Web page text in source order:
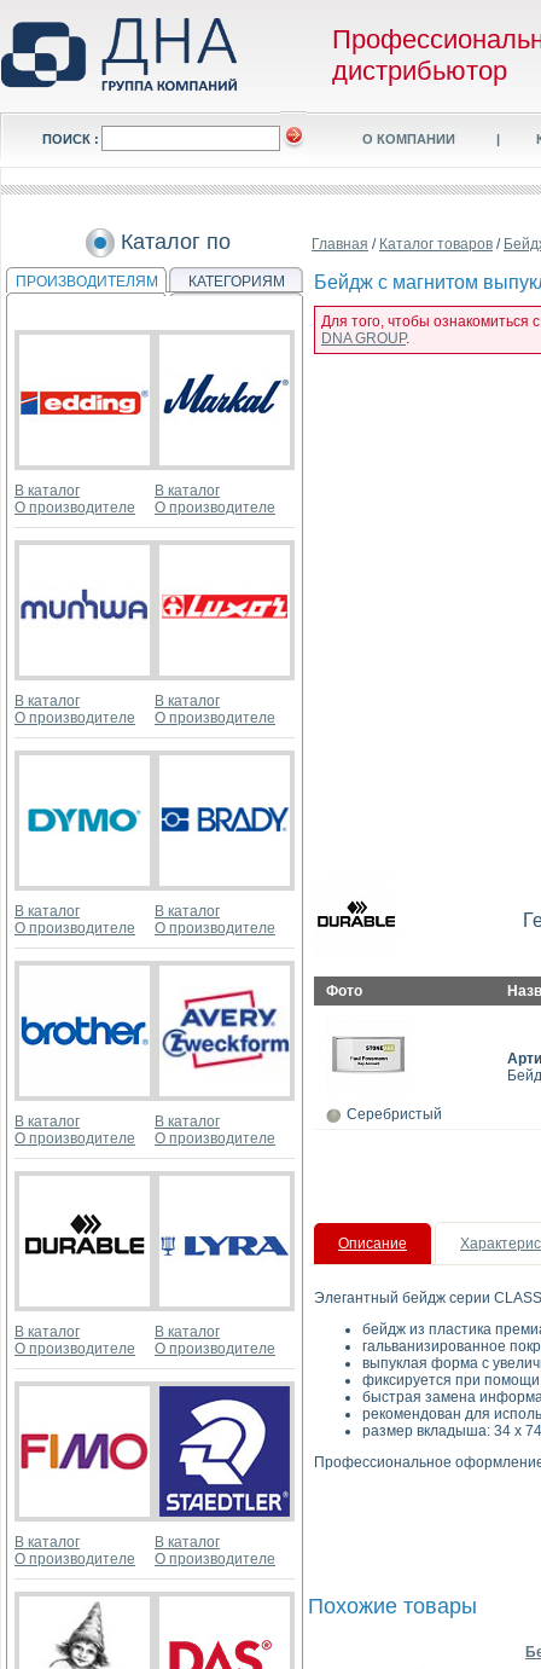
дистрибьютор
ПОИСК : О КОМПАНИИ |
Каталог по
ПРОИЗВОДИТЕЛЯМ КАТЕГОРИЯМ
В каталог
О производителе
В каталог
О производителе
В каталог
О производителе
В каталог
О производителе
В каталог
О производителе
В каталог
О производителе
В каталог
О производителе
В каталог
О производителе
В каталог
О производителе
В каталог
О производителе
В каталог
О производителе
В каталог
О производителе
Главная / Каталог товаров /
Бейдж с магнитом
Для того, чтобы ознакомиться
DNA GROUP.
Фото
Серебристый
Описание
Элегантный бейдж серии
бейдж из пластика
гальванизированное
выпуклая форма с
фиксируется при помощи
быстрая замена
рекомендован для
размер вкладыша: 34 х
Профессиональное
Похожие товары